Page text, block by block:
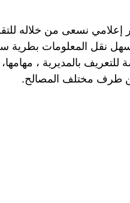
نسعى من خلاله
نقل المعلومات بطرية
للتعريف بالمديرية ،
طرف مختلف المصالح.